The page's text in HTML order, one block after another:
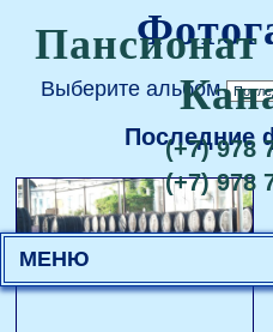
(+7) 978
(+7) 978
МЕНЮ
Выберите альбом
Последние